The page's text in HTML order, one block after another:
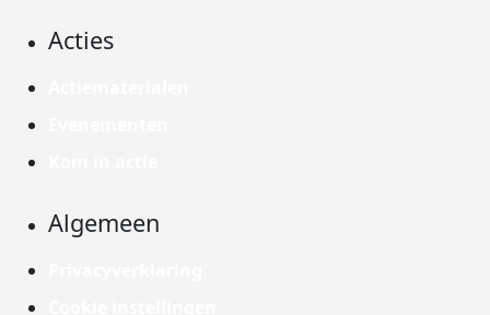
Acties
Algemeen